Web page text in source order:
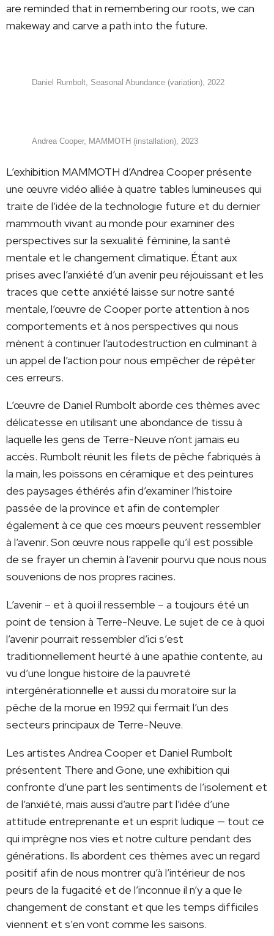
are reminded that in remembering our roots, we can
makeway and carve a path into the future.
Daniel Rumbolt, Seasonal Abundance (variation), 2022
Andrea Cooper, MAMMOTH (installation), 2023
L’exhibition MAMMOTH d’Andrea Cooper présente
une œuvre vidéo alliée à quatre tables lumineuses qui
traite de l’idée de la technologie future et du dernier
mammouth vivant au monde pour examiner des
perspectives sur la sexualité féminine, la santé
mentale et le changement climatique. Étant aux
prises avec l’anxiété d’un avenir peu réjouissant et les
traces que cette anxiété laisse sur notre santé
mentale, l’œuvre de Cooper porte attention à nos
comportements et à nos perspectives qui nous
mènent à continuer l’autodestruction en culminant à
un appel de l’action pour nous empêcher de répéter
ces erreurs.
L’œuvre de Daniel Rumbolt aborde ces thèmes avec
délicatesse en utilisant une abondance de tissu à
laquelle les gens de Terre-Neuve n’ont jamais eu
accès. Rumbolt réunit les filets de pêche fabriqués à
la main, les poissons en céramique et des peintures
des paysages éthérés afin d’examiner l’histoire
passée de la province et afin de contempler
également à ce que ces mœurs peuvent ressembler
à l’avenir. Son œuvre nous rappelle qu’il est possible
de se frayer un chemin à l’avenir pourvu que nous nous
souvenions de nos propres racines.
L’avenir – et à quoi il ressemble – a toujours été un
point de tension à Terre-Neuve. Le sujet de ce à quoi
l’avenir pourrait ressembler d’ici s’est
traditionnellement heurté à une apathie contente, au
vu d’une longue histoire de la pauvreté
intergénérationnelle et aussi du moratoire sur la
pêche de la morue en 1992 qui fermait l’un des
secteurs principaux de Terre-Neuve.
Les artistes Andrea Cooper et Daniel Rumbolt
présentent There and Gone, une exhibition qui
confronte d’une part les sentiments de l’isolement et
de l’anxiété, mais aussi d’autre part l’idée d’une
attitude entreprenante et un esprit ludique — tout ce
qui imprègne nos vies et notre culture pendant des
générations. Ils abordent ces thèmes avec un regard
positif afin de nous montrer qu’à l’intérieur de nos
peurs de la fugacité et de l’inconnue il n’y a que le
changement de constant et que les temps difficiles
viennent et s’en vont comme les saisons.